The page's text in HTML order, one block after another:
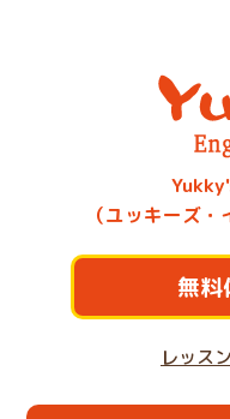
（ユッキーズ
無料
レッス